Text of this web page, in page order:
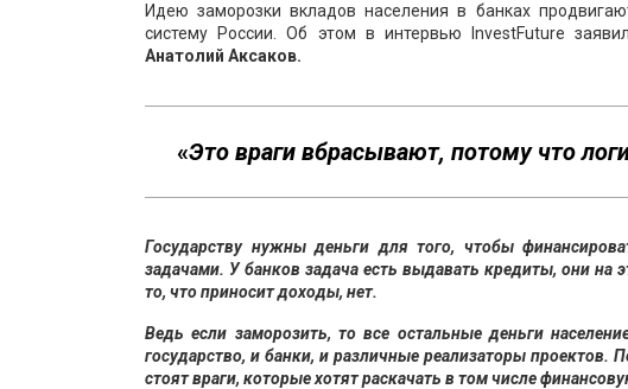
Идею заморозки вкладов населения в банках
систему России. Об этом в интервью InvestFuture
Анатолий Аксаков.
«Это враги вбрасывают, потому что
Государству нужны деньги для того, чтобы
задачами. У банков задача есть выдавать кредиты, они
то, что приносит доходы, нет.
Ведь если заморозить, то все остальные деньги
государство, и банки, и различные реализаторы
стоят враги, которые хотят раскачать в томчисле